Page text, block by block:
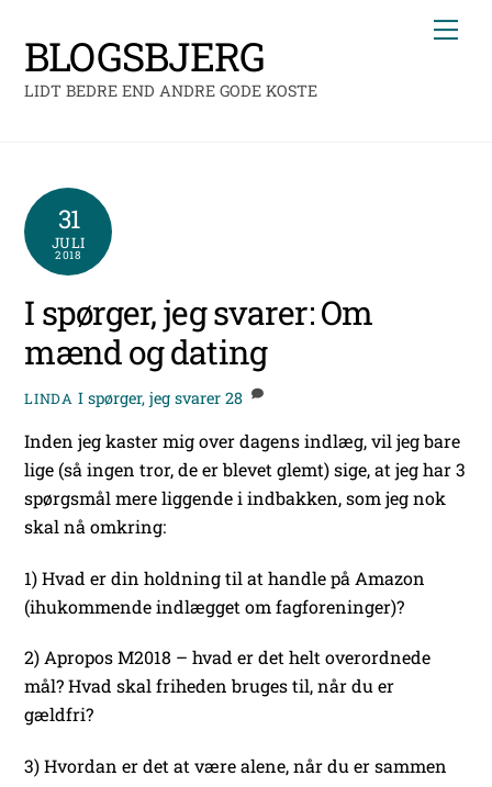
content
BLOGSBJERG
LIDT BEDRE END ANDRE GODE KOSTE
31
JULI
2018
I spørger, jeg svarer: Om
mænd og dating
LINDA I spørger, jeg svarer 28
Inden jeg kaster mig over dagens indlæg, vil jeg bare
lige (så ingen tror, de er blevet glemt) sige, at jeg har 3
spørgsmål mere liggende i indbakken, som jeg nok
skal nå omkring:
1) Hvad er din holdning til at handle på Amazon
(ihukommende indlægget om fagforeninger)?
2) Apropos M2018 – hvad er det helt overordnede
mål? Hvad skal friheden bruges til, når du er
gældfri?
3) Hvordan er det at være alene, når du er sammen